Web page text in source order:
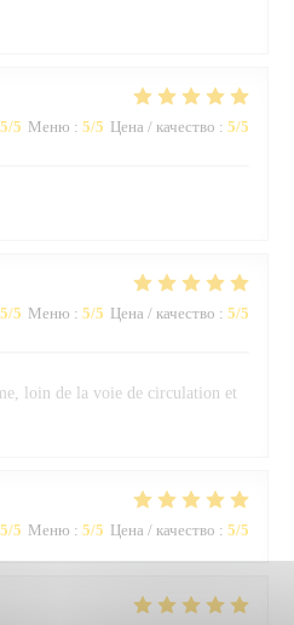
5/5 Меню : 5/5 Цена / качество : 5/5
5/5 Меню : 5/5 Цена / качество : 5/5
loin de la voie de circulation et
5/5 Меню : 5/5 Цена / качество : 5/5